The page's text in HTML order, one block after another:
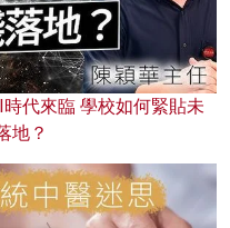
代來臨 學校如何緊貼未
地？